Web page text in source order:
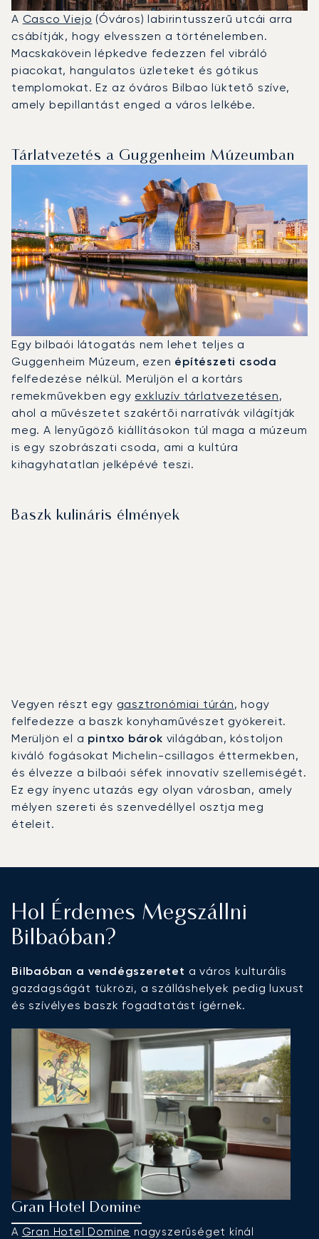
A Casco Viejo (Óváros) labirintusszerű utcái arra
csábítják, hogy elvesszen a történelemben.
Macskakövein lépkedve fedezzen fel vibráló
piacokat, hangulatos üzleteket és gótikus
templomokat. Ez az óváros Bilbao lüktető szíve,
amely bepillantást enged a város lelkébe.
Tárlatvezetés a Guggenheim Múzeumban
Egy bilbaói látogatás nem lehet teljes a
Guggenheim Múzeum, ezen építészeti csoda
felfedezése nélkül. Merüljön el a kortárs
remekművekben egy exkluzív tárlatvezetésen,
ahol a művészetet szakértői narratívák világítják
meg. A lenyűgöző kiállításokon túl maga a múzeum
is egy szobrászati csoda, ami a kultúra
kihagyhatatlan jelképévé teszi.
Baszk kulináris élmények
Vegyen részt egy gasztronómiai túrán, hogy
felfedezze a baszk konyhaművészet gyökereit.
Merüljön el a pintxo bárok világában, kóstoljon
kiváló fogásokat Michelin-csillagos éttermekben,
és élvezze a bilbaói séfek innovatív szellemiségét.
Ez egy ínyenc utazás egy olyan városban, amely
mélyen szereti és szenvedéllyel osztja meg
ételeit.
Hol Érdemes Megszállni
Bilbaóban?
Bilbaóban a vendégszeretet a város kulturális
gazdagságát tükrözi, a szálláshelyek pedig luxust
és szívélyes baszk fogadtatást ígérnek.
Gran Hotel Domine
A Gran Hotel Domine nagyszerűséget kínál